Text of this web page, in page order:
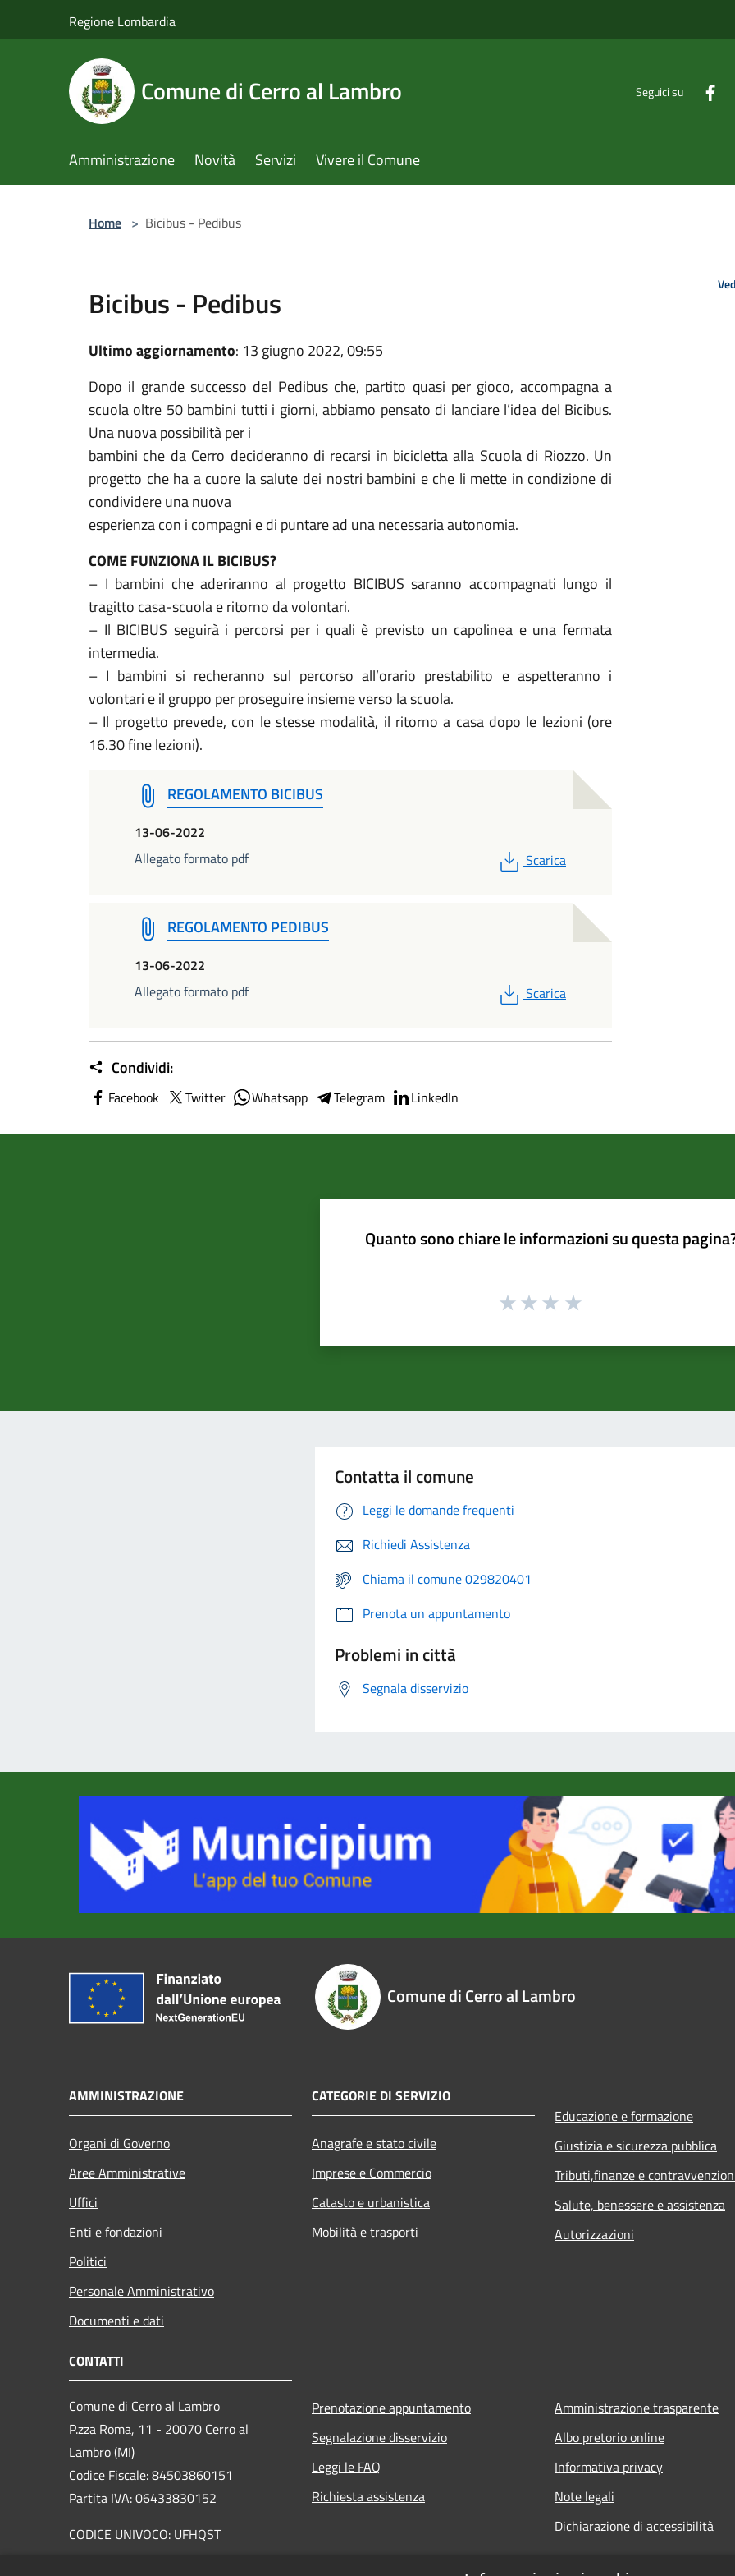
Regione Lombardia
Comune di Cerro al Lambro Seguici su
Amministrazione Novità Servizi Vivere il Comune
Home > Bicibus - Pedibus
Bicibus - Pedibus
Ultimo aggiornamento: 13 giugno 2022, 09:55
Dopo il grande successo del Pedibus che, partito quasi per gioco, accompagna a
scuola oltre 50 bambini tutti i giorni, abbiamo pensato di lanciare l’idea del Bicibus.
Una nuova possibilità per i
bambini che da Cerro decideranno di recarsi in bicicletta alla Scuola di Riozzo. Un
progetto che ha a cuore la salute dei nostri bambini e che li mette in condizione di
condividere una nuova
esperienza con i compagni e di puntare ad una necessaria autonomia.
COME FUNZIONA IL BICIBUS?
– I bambini che aderiranno al progetto BICIBUS saranno accompagnati lungo il
tragitto casa-scuola e ritorno da volontari.
– Il BICIBUS seguirà i percorsi per i quali è previsto un capolinea e una fermata
intermedia.
– I bambini si recheranno sul percorso all’orario prestabilito e aspetteranno i
volontari e il gruppo per proseguire insieme verso la scuola.
– Il progetto prevede, con le stesse modalità, il ritorno a casa dopo le lezioni (ore
16.30 fine lezioni).
REGOLAMENTO BICIBUS
13-06-2022
Allegato formato pdf
PDF
Scarica
REGOLAMENTO PEDIBUS
13-06-2022
Allegato formato pdf
PDF
Scarica
Condividi:
Facebook Twitter Whatsapp Telegram LinkedIn
Quanto sono chiare le informazioni su questa
Contatta il comune
Leggi le domande frequenti
Richiedi Assistenza
Chiama il comune 029820401
Prenota un appuntamento
Problemi in città
Segnala disservizio
Comune di Cerro al Lambro
AMMINISTRAZIONE
Organi di Governo
Aree Amministrative
Uffici
Enti e fondazioni
Politici
Personale Amministrativo
Documenti e dati
CATEGORIE DI SERVIZIO
Anagrafe e stato civile
Imprese e Commercio
Catasto e urbanistica
Mobilità e trasporti
Educazione e formazione
Giustizia e sicurezza pubblica
Tributi,finanze e
Salute, benessere e assistenza
Autorizzazioni
CONTATTI
Comune di Cerro al Lambro
P.zza Roma, 11 - 20070 Cerro al
Lambro (MI)
Codice Fiscale: 84503860151
Partita IVA: 06433830152
CODICE UNIVOCO: UFHQST
Prenotazione appuntamento
Segnalazione disservizio
Leggi le FAQ
Richiesta assistenza
Amministrazione trasparente
Albo pretorio online
Informativa privacy
Note legali
Dichiarazione di accessibilità